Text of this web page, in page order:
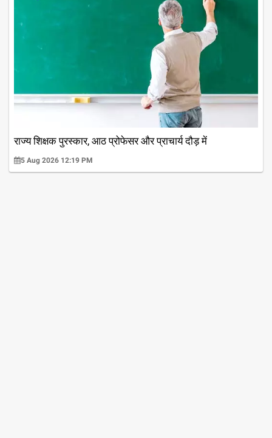
राज्य शिक्षक पुरस्कार, आठ प्रोफेसर और प्राचार्य दौड़ में
5 Aug 2026 12:19 PM